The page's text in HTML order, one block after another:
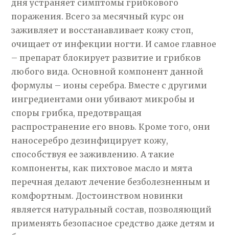
дня устраняет симптомы грибкового
поражения. Всего за месячный курс он
заживляет и восстанавливает кожу стоп,
очищает от инфекции ногти. И самое главное
– препарат блокирует развитие и грибков
любого вида. Основной компонент данной
формулы – ионы серебра. Вместе с другими
ингредиентами они убивают микробы и
споры грибка, предотвращая
распространение его вновь. Кроме того, они
наносеребро дезинфицирует кожу,
способствуя ее заживлению. А такие
компоненты, как пихтовое масло и мята
перечная делают лечение безболезненным и
комфортным. Достоинством новинки
является натуральный состав, позволяющий
применять безопасное средство даже детям и